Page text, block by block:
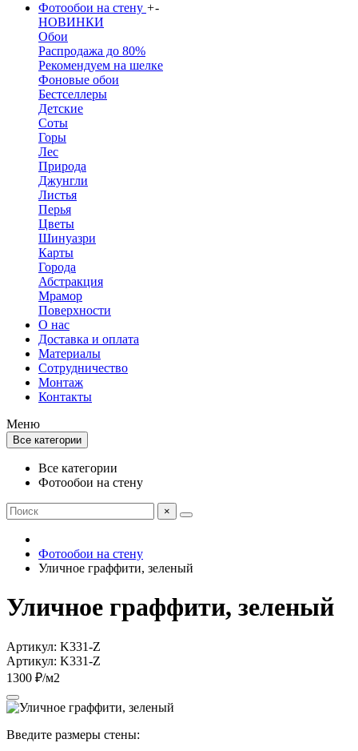
Фотообои на стену +-
НОВИНКИ
Обои
Распродажа до 80%
Рекомендуем на шелке
Фоновые обои
Бестселлеры
Детские
Соты
Горы
Лес
Природа
Джунгли
Листья
Перья
Цветы
Шинуазри
Карты
Города
Абстракция
Мрамор
Поверхности
О нас
Доставка и оплата
Материалы
Сотрудничество
Монтаж
Контакты
Меню
Все категории
Все категории
Фотообои на стену
×
Фотообои на стену
Уличное граффити, зеленый
Уличное граффити, зеленый
Артикул: K331-Z
Артикул: K331-Z
1300 ₽/м2
Введите размеры стены: